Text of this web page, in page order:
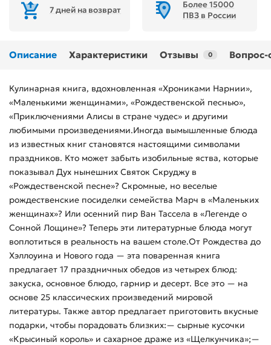
7 дней на возврат
Более 15000
ПВЗ в России
Описание Характеристики Отзывы 0 Вопрос-
Кулинарная книга, вдохновленная «Хрониками Нарнии»,
«Маленькими женщинами», «Рождественской песнью»,
«Приключениями Алисы в стране чудес» и другими
любимыми произведениями.Иногда вымышленные блюда
из известных книг становятся настоящими символами
праздников. Кто может забыть изобильные яства, которые
показывал Дух нынешних Святок Скруджу в
«Рождественской песне»? Скромные, но веселые
рождественские посиделки семейства Марч в «Маленьких
женщинах»? Или осенний пир Ван Тассела в «Легенде о
Сонной Лощине»? Теперь эти литературные блюда могут
воплотиться в реальность на вашем столе.От Рождества до
Хэллоуина и Нового года — эта поваренная книга
предлагает 17 праздничных обедов из четырех блюд:
закуска, основное блюдо, гарнир и десерт. Все это — на
основе 25 классических произведений мировой
литературы. Также автор предлагает приготовить вкусные
подарки, чтобы порадовать близких:— сырные кусочки
«Крысиный король» и сахарное драже из «Щелкунчика»;—